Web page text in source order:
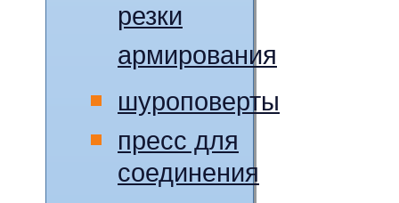
резки
армирования
шуроповерты
пресс для
соединения